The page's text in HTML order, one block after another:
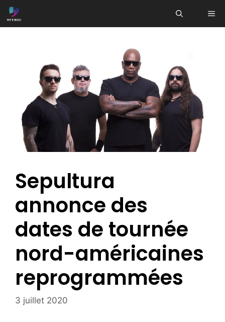
Aller
au
Sepultura
annonce des
dates de tournée
nord-américaines
reprogrammées
3 juillet 2020